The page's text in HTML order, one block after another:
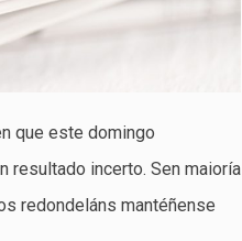
que este domingo
resultado incerto. Sen maioría
redondeláns mantéñense